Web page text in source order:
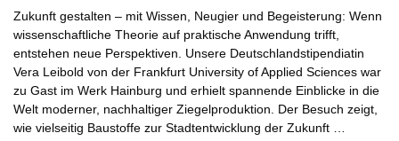
Zukunft gestalten – mit Wissen, Neugier und Begeisterung: Wenn
wissenschaftliche Theorie auf praktische Anwendung trifft,
entstehen neue Perspektiven. Unsere Deutschlandstipendiatin
Vera Leibold von der Frankfurt University of Applied Sciences war
zu Gast im Werk Hainburg und erhielt spannende Einblicke in die
Welt moderner, nachhaltiger Ziegelproduktion. Der Besuch zeigt,
wie vielseitig Baustoffe zur Stadtentwicklung der Zukunft …